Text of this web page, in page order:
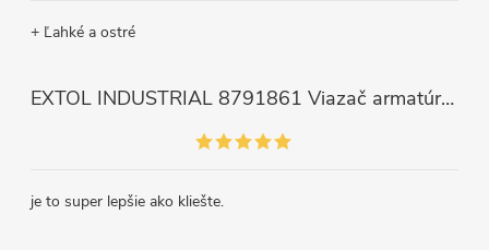
+ Ľahké a ostré
EXTOL INDUSTRIAL 8791861 Viazač armatúr aku Share20V, bez aku, drôt 0,8mm, oko 8-34mm, bezuhlíkový motor
je to super lepšie ako kliešte.